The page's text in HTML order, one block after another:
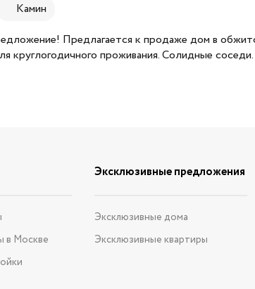
Камин
Предлагается к продаже дом в
круглогодичного проживания. Солидные
в Москве
Эксклюзивные предложения
Эксклюзивные дома
Эксклюзивные квартиры